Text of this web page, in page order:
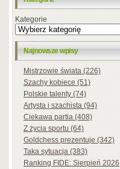
Kategorie
Najnowsze wpisy
Mistrzowie świata (226)
Szachy kobiece (51)
Polskie talenty (74)
Artysta i szachista (94)
Ciekawa partia (408)
Z życia sportu (64)
Goldchess prezentuje (342)
Taka sytuacja (383)
Ranking FIDE: Sierpień 2026